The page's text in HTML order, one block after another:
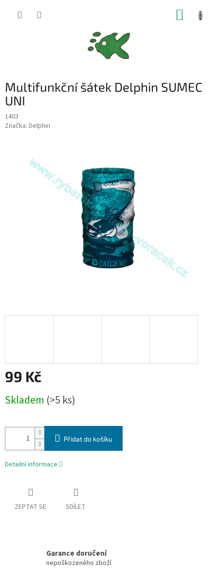
Multifunkční šátek Delphin SUMEC
UNI
1403
Značka: Delphin
99 Kč
cena:
Skladem (>5 ks)
Přidat do košíku
Detailní informace
ZEPTAT SE SDÍLET
Garance doručení
nepoškozeného zboží